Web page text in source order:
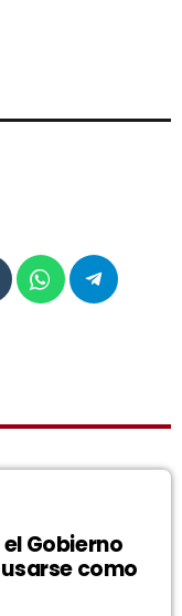
Gobierno
como